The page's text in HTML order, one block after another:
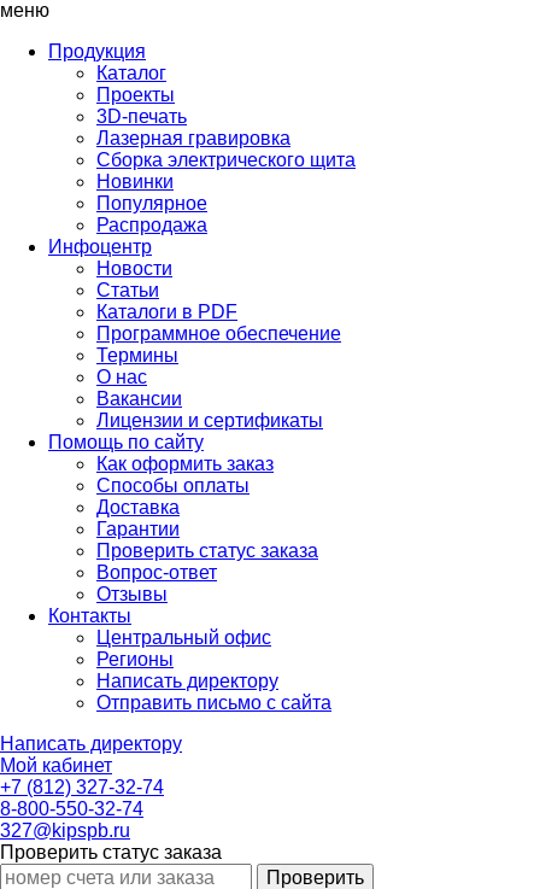
меню
Продукция
Каталог
Проекты
3D-печать
Лазерная гравировка
Сборка электрического щита
Новинки
Популярное
Распродажа
Инфоцентр
Новости
Статьи
Каталоги в PDF
Программное обеспечение
Термины
О нас
Вакансии
Лицензии и сертификаты
Помощь по сайту
Как оформить заказ
Способы оплаты
Доставка
Гарантии
Проверить статус заказа
Вопрос-ответ
Отзывы
Контакты
Центральный офис
Регионы
Написать директору
Отправить письмо с сайта
Написать директору
Мой кабинет
+7 (812) 327-32-74
8-800-550-32-74
327@kipspb.ru
Проверить статус заказа
Проверить